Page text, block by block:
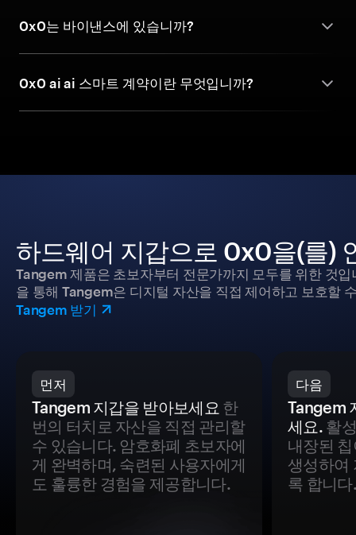
0x0는 바이낸스에 있습니까?
0x0 ai ai 스마트 계약이란 무엇입니까?
하드웨어 지갑으로 0x0을(를)
Tangem 제품은 초보자부터 전문가까지 모두를 위한 것
을 통해 Tangem은 디지털 자산을 직접 제어하고 보호할
Tangem 받기
먼저
Tangem 지갑을 받아보세요 한
번의 터치로 자산을 직접 관리할
수 있습니다. 암호화폐 초보자에
게 완벽하며, 숙련된 사용자에게
도 훌륭한 경험을 제공합니다.
다음
Tangem
세요.활
내장된
생성하여
록 합니다.